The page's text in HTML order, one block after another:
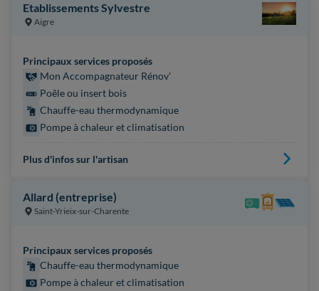
Etablissements Sylvestre
Aigre
Principaux services proposés
Mon Accompagnateur Rénov'
Poêle ou insert bois
Chauffe-eau thermodynamique
Pompe à chaleur et climatisation
Plus d'infos sur l'artisan
Allard (entreprise)
Saint-Yrieix-sur-Charente
Principaux services proposés
Chauffe-eau thermodynamique
Pompe à chaleur et climatisation